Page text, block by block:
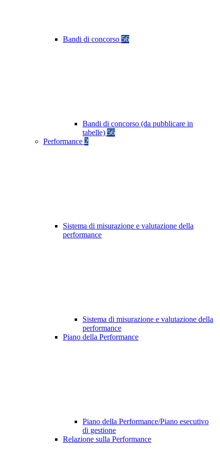
Bandi di concorso 56
Bandi di concorso (da pubblicare in
tabelle) 56
Performance 2
Sistema di misurazione e valutazione della
performance
Sistema di misurazione e valutazione della
performance
Piano della Performance
Piano della Performance/Piano esecutivo
di gestione
Relazione sulla Performance